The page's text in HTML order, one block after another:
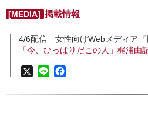
[MEDIA] 掲載情報
4/6配信 女性向けWebメディア『
「今、ひっぱりだこの人」梶浦由
X Line